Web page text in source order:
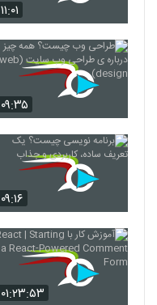
۱۱:۰۱
۰۹:۳۵
۰۹:۱۶
۰۱:۲۳:۵۳